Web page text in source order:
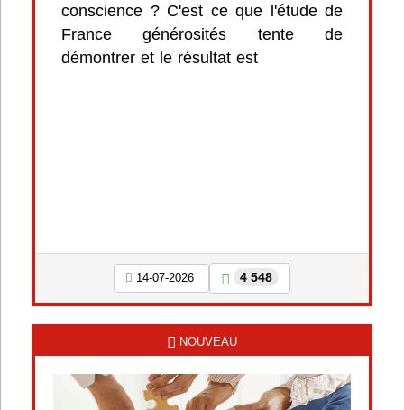
conscience ? C'est ce que l'étude de
France générosités tente de
démontrer et le résultat est
14-07-2026 4 548
NOUVEAU